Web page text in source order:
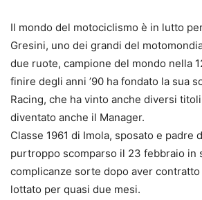
Il mondo del motociclismo è in lutto
Gresini, uno dei grandi del
due ruote, campione del mondo nella
finire degli anni ’90 ha fondato la sua
Racing, che ha vinto anche diversi
diventato anche il Manager.
Classe 1961 di Imola, sposato e padre
purtroppo scomparso il 23 febbraio in
complicanze sorte dopo aver
lottato per quasi due mesi.